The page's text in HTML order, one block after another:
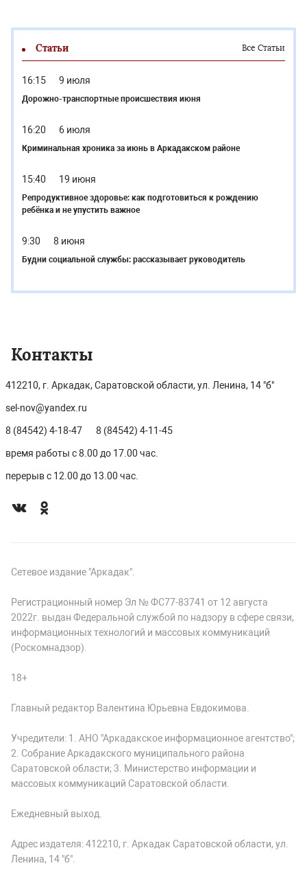
Статьи Все Статьи
16:15 9 июля
Дорожно-транспортные происшествия июня
16:20 6 июля
Криминальная хроника за июнь в Аркадакском районе
15:40 19 июня
Репродуктивное здоровье: как подготовиться к рождению
ребёнка и не упустить важное
9:30 8 июня
Будни социальной службы: рассказывает руководитель
Контакты
412210, г. Аркадак, Саратовской области, ул. Ленина, 14 "б"
sel-nov@yandex.ru
8 (84542) 4-18-47 8 (84542) 4-11-45
время работы с 8.00 до 17.00 час.
перерыв с 12.00 до 13.00 час.
Сетевое издание "Аркадак".
Регистрационный номер Эл № ФС77-83741 от 12 августа
2022г. выдан Федеральной службой по надзору в сфере связи,
информационных технологий и массовых коммуникаций
(Роскомнадзор).
18+
Главный редактор Валентина Юрьевна Евдокимова.
Учредители: 1. АНО "Аркадакское информационное агентство";
2. Собрание Аркадакского муниципального района
Саратовской области; 3. Министерство информации и
массовых коммуникаций Саратовской области.
Ежедневный выход.
Адрес издателя: 412210, г. Аркадак Саратовской области, ул.
Ленина, 14 "б".